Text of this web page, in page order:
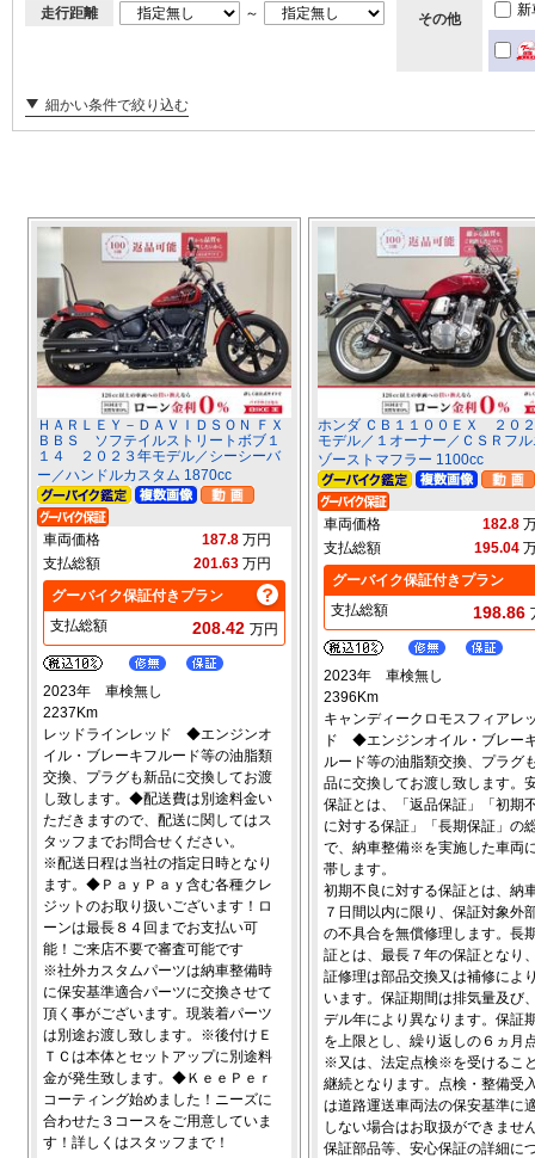
走行距離
～ その他
新
細かい条件で絞り込む
ＨＡＲＬＥＹ－ＤＡＶＩＤＳＯＮ ＦＸ
ＢＢＳ ソフテイルストリートボブ１
１４ ２０２３年モデル／シーシーバ
ー／ハンドルカスタム 1870cc
車両価格 187.8 万円
支払総額
201.63 万円
グーバイク保証付きプラン
支払総額
208.42 万円
2023年 車検無し
2237Km
レッドラインレッド ◆エンジンオ
イル・ブレーキフルード等の油脂類
交換、プラグも新品に交換してお渡
し致します。◆配送費は別途料金い
ただきますので、配送に関してはス
タッフまでお問合せください。
※配送日程は当社の指定日時となり
ます。◆ＰａｙＰａｙ含む各種クレ
ジットのお取り扱いございます！ロ
ーンは最長８４回までお支払い可
能！ご来店不要で審査可能です
※社外カスタムパーツは納車整備時
に保安基準適合パーツに交換させて
頂く事がございます。現装着パーツ
は別途お渡し致します。※後付けＥ
ＴＣは本体とセットアップに別途料
金が発生致します。◆ＫｅｅＰｅｒ
コーティング始めました！ニーズに
合わせた３コースをご用意していま
す！詳しくはスタッフまで！
ホンダ ＣＢ１１００ＥＸ ２０
モデル／１オーナー／ＣＳＲフ
ゾーストマフラー 1100cc
車両価格 182.8
支払総額
195.04
グーバイク保証付きプラン
支払総額
198.86
2023年 車検無し
2396Km
キャンディークロモスフィアレ
ド ◆エンジンオイル・ブレー
ルード等の油脂類交換、プラグ
品に交換してお渡し致します。
保証とは、「返品保証」「初期
に対する保証」「長期保証」の
で、納車整備※を実施した車両
帯します。
初期不良に対する保証とは、納
７日間以内に限り、保証対象外
の不具合を無償修理します。長
証とは、最長７年の保証となり
証修理は部品交換又は補修によ
います。保証期間は排気量及び
デル年により異なります。保証
を上限とし、繰り返しの６ヵ月
※又は、法定点検※を受けるこ
継続となります。点検・整備受
は道路運送車両法の保安基準に
しない場合はお取扱ができませ
保証部品等、安心保証の詳細に